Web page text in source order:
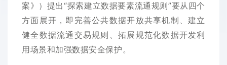
案》）提出“探索建立数据要素流通规则”要从四个
方面展开，即完善公共数据开放共享机制、建立
健全数据流通交易规则、拓展规范化数据开发利
用场景和加强数据安全保护。